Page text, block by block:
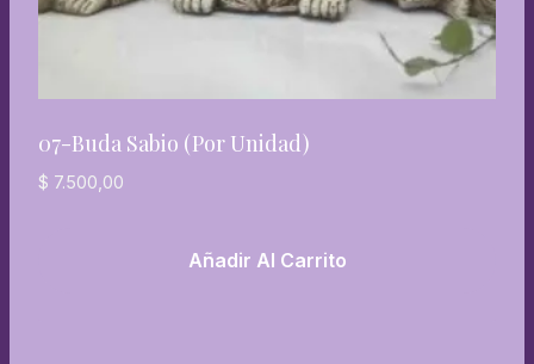
07-Buda Sabio (por Unidad)
$ 7.500,00
Añadir Al Carrito